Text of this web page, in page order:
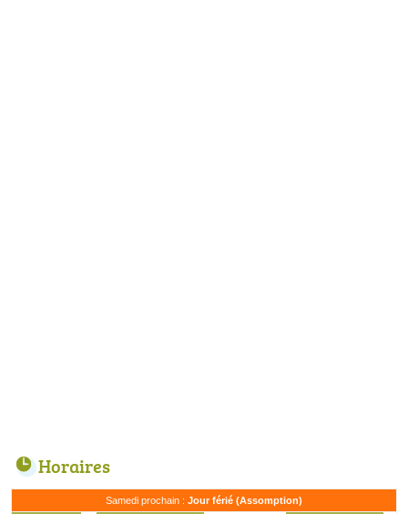
Horaires
Samedi prochain : Jour férié (Assomption)